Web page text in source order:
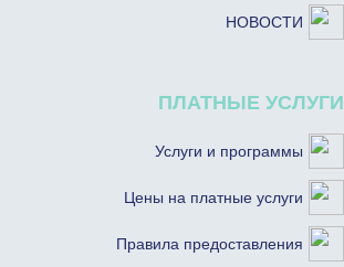
НОВОСТИ
ПЛАТНЫЕ УСЛУГИ
Услуги и программы
Цены на платные услуги
Правила предоставления